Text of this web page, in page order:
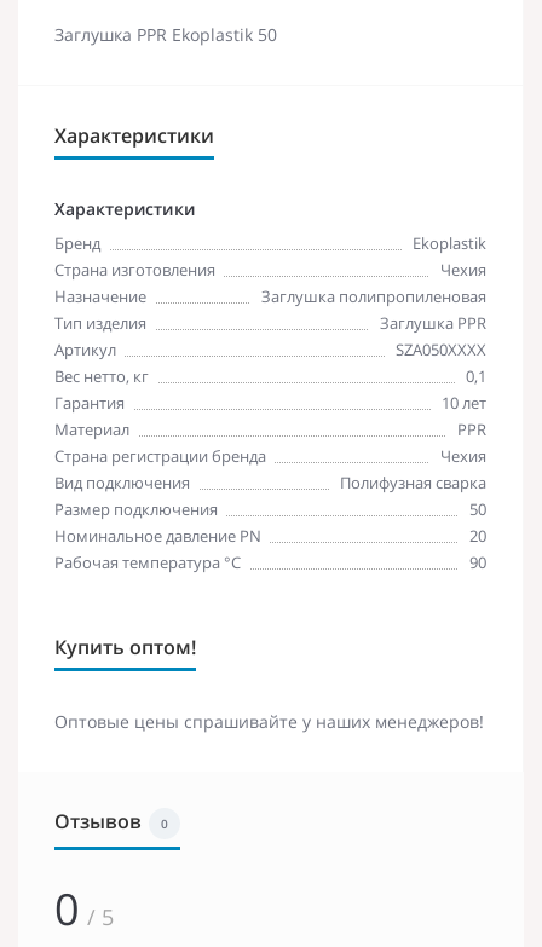
Заглушка PPR Ekoplastik 50
Характеристики
Характеристики
Бренд
Ekoplastik
Страна изготовления
Чехия
Назначение
Заглушка полипропиленовая
Тип изделия
Заглушка PPR
Артикул
SZA050XXXX
Вес нетто, кг
0,1
Гарантия
10 лет
Материал
PPR
Страна регистрации бренда
Чехия
Вид подключения
Полифузная сварка
Размер подключения
50
Номинальное давление PN
20
Рабочая температура °С
90
Купить оптом!
Оптовые цены спрашивайте у наших менеджеров!
Отзывов 0
0 / 5